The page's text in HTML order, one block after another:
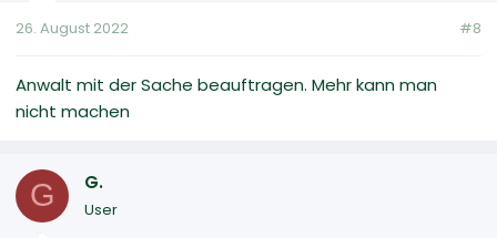
26. August 2022 #8
Anwalt mit der Sache beauftragen. Mehr kann man
nicht machen
G G.
User